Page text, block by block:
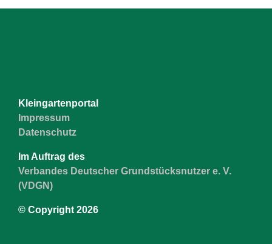
Kleingartenportal
Impressum
Datenschutz
Im Auftrag des
Verbandes Deutscher Grundstücksnutzer e. V.
(VDGN)
© Copyright2026